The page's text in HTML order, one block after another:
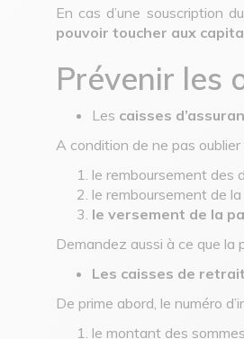
En cas d’une souscription
pouvoir toucher aux
Prévenir les
Les caisses
A condition de ne pas oublier
le remboursement des
le remboursement de
le versement de la
Demandez aussi à ce que
Les caisses de
De prime abord, le numéro
le montant des